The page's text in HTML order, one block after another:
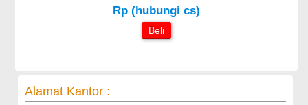
Rp (hubungi cs)
Beli
Alamat Kantor :